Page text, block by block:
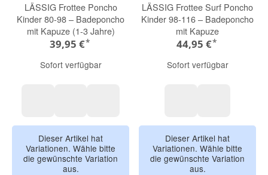
LÄSSIG Frottee Poncho
Kinder 80-98 – Badeponcho
mit Kapuze (1-3 Jahre)
39,95 €*
Sofort verfügbar
Dieser Artikel hat
Variationen. Wähle bitte
die gewünschte Variation
aus.
LÄSSIG Frottee Surf Poncho
Kinder 98-116 – Badeponcho
mit Kapuze
44,95 €*
Sofort verfügbar
Dieser Artikel hat
Variationen. Wähle bitte
die gewünschte Variation
aus.